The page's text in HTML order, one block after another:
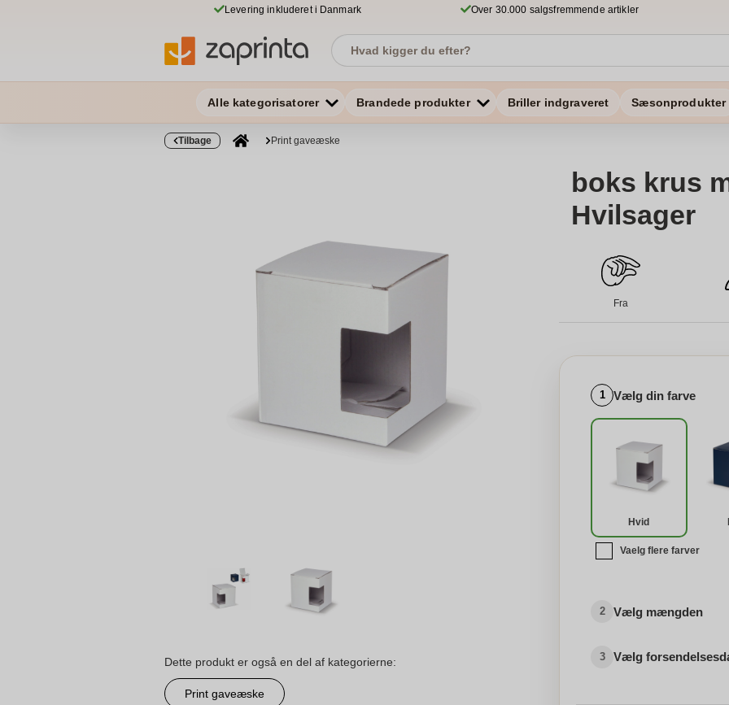
Levering inkluderet i Danmark Over 30.000 salgsfremmende artikler
Alle kategorisatorer Brandede produkter Briller indgraveret Sæsonprodukter
Tilbage Print gaveæske
Dette produkt er også en del af kategorierne:
Print gaveæske
boks krus
Hvilsager
Fra
1 Vælg din farve
Hvid
Vaelg flere farver
2 Vælg mængden
3 Vælg